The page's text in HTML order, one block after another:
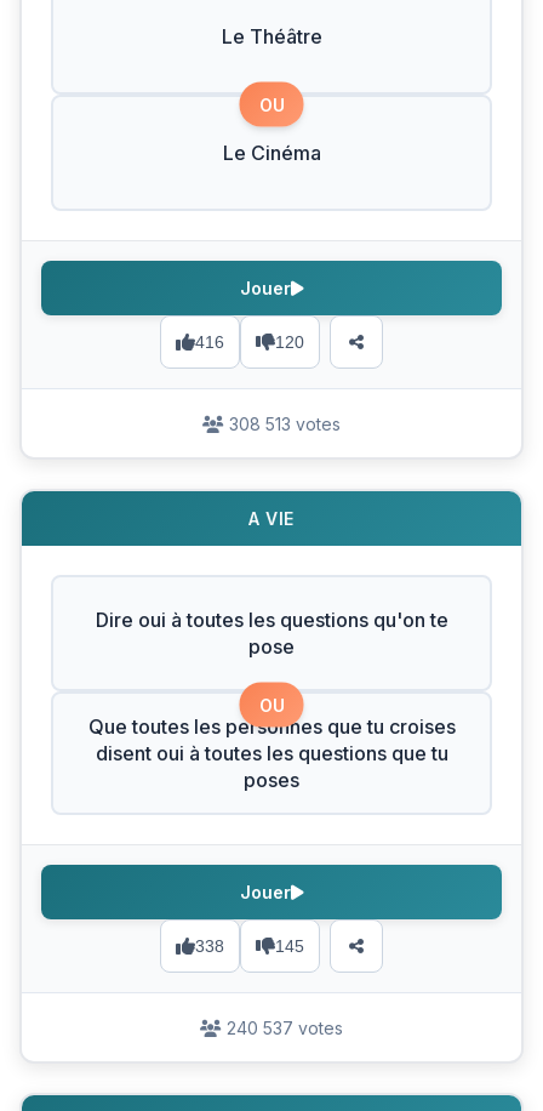
Le Théâtre
OU
Le Cinéma
416 120
Jouer
308 513 votes
A VIE
Dire oui à toutes les questions qu'on te
pose
OU
Que toutes les personnes que tu croises
disent oui à toutes les questions que tu
poses
338 145
Jouer
240 537 votes